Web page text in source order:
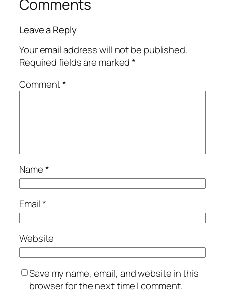
Comments
Leave a Reply
Your email address will not be published.
Required fields are marked*
Comment*
Name*
Email*
Website
Save my name, email, and website in this
browser for the next time I comment.